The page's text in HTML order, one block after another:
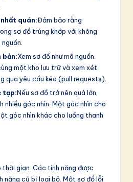
quán:Đảm bảo rằng
sơ đồ trùng khớp với không
bản:Xem sơ đồ như mã nguồn.
một kho lưu trữ và xem xét
qua yêu cầu kéo (pull requests).
tạp:Nếu sơ đồ trở nên quá lớn,
nhiều góc nhìn. Một góc nhìn cho
góc nhìn khác cho luồng thanh
gian. Các tính năng được
năng cũ bị loại bỏ. Một sơ đồ lỗi